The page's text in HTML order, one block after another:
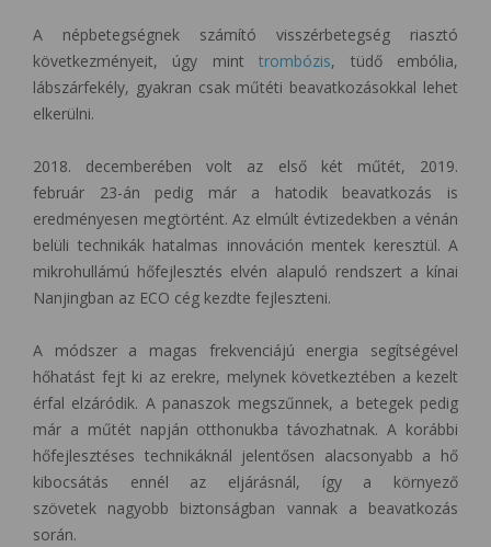
A népbetegségnek számító visszérbetegség riasztó
következményeit, úgy minttrombózis, tüdő embólia,
lábszárfekély, gyakran csak műtéti beavatkozásokkal lehet
elkerülni.
2018. decemberében volt az első két műtét, 2019.
február 23-án pedig már a hatodik beavatkozás is
eredményesen megtörtént. Az elmúlt évtizedekben a vénán
belüli technikák hatalmas innováción mentek keresztül. A
mikrohullámú hőfejlesztés elvén alapuló rendszert a kínai
Nanjingban az ECO cég kezdte fejleszteni.
A módszer a magas frekvenciájú energia segítségével
hőhatást fejt ki az erekre, melynek következtében a kezelt
érfal elzáródik. A panaszok megszűnnek, a betegek pedig
már a műtét napján otthonukba távozhatnak. A korábbi
hőfejlesztéses technikáknál jelentősen alacsonyabb a hő
kibocsátás ennél az eljárásnál, így a környező
szövetek nagyobb biztonságban vannak a beavatkozás
során.